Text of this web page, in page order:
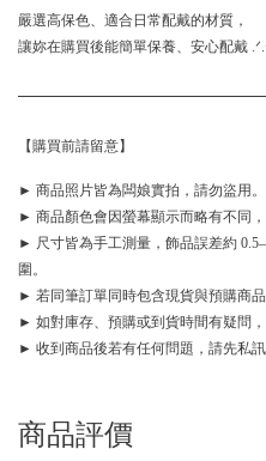
嚴選高保色、適合日常配戴的材質，
讓妳在購買後能簡單保養、安心配戴
【購買前請留意】
► 商品照片皆為闆娘實拍，請勿盜用。
► 商品顏色會因螢幕顯示而略有不同，
► 尺寸皆為手工測量，飾品誤差約
圍。
► 若同筆訂單同時包含現貨與預購商
► 如對庫存、預購或到貨時間有疑問，
► 收到商品後若有任何問題，請先私
商品評價